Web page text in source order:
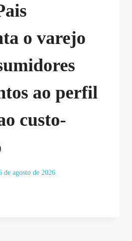
o varejo
ao perfil
custo-
de agosto de 2026